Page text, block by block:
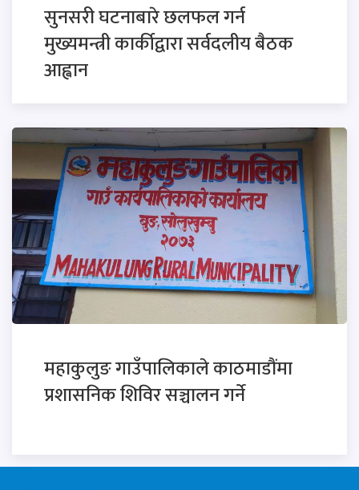
सुनसरी घटनाबारे छलफल गर्न
मुख्यमन्त्री कार्कीद्वारा सर्वदलीय बैठक
आह्वान
महाकुलुङ गाउँपालिकाले काठमाडौंमा
प्रशासनिक शिविर सञ्चालन गर्ने